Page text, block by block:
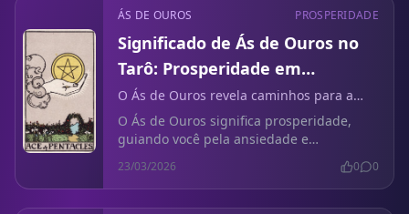
ÁS DE OUROS PROSPERIDADE
Significado de Ás de Ouros no
Tarô: Prosperidade em
Ansiedade Pós-Término
O Ás de Ouros revela caminhos para a
prosperidade em meio ao caos emocional
de um término.
O Ás de Ouros significa prosperidade,
guiando você pela ansiedade e
turbulência emocional após um término.
Descubra insights práticos para a cura.
23/03/2026 0 0